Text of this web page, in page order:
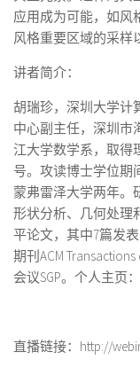
应用成为可能，如风
风格重要区域的采样
讲者简介：
胡瑞珍，深圳大学计
中心副主任，深圳市
江大学数学系，取得
号。攻读博士学位期
蒙弗雷泽大学两年。
形状分析、几何处理
平论文，其中7篇发表
期刊ACM
会议SGP。个人主页：
直播链接： http://